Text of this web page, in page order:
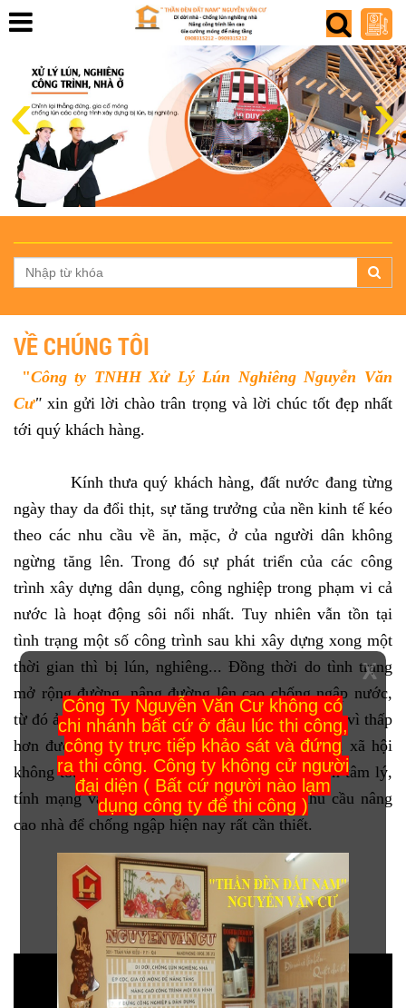
›
‹
VỀ CHÚNG TÔI
"Công ty TNHH Xử Lý Lún Nghiêng Nguyễn Văn
Cư" xin gửi lời chào trân trọng và lời chúc tốt đẹp nhất
tới quý khách hàng.
Kính thưa quý khách hàng, đất nước đang từng
ngày thay da đổi thịt, sự tăng trưởng của nền kinh tế kéo
theo các nhu cầu về ăn, mặc, ở của người dân không
ngừng tăng lên. Trong đó sự phát triển của các công
trình xây dựng dân dụng, công nghiệp trong phạm vi cả
nước là hoạt động sôi nổi nhất. Tuy nhiên vẫn tồn tại
tình trạng một số công trình sau khi xây dựng xong một
thời gian thì bị lún, nghiêng... Đồng thời do tình trạng
mở rộng đường, nâng đường lên cao chống ngập nước,
từ đó ảnh hưởng công trình nhà dân bị ngập nước vì thấp
hơn đường lúc đường đã nâng cao, tạo dư luận xã hội
không tốt đồng thời gây thiệt hại ảnh hưởng đến tâm lý,
tính mạng và tài sản của người dân,nên nhu cầu nâng
cao nhà để chống ngập hiện nay rất cần thiết.
KHÁCH HÀNG ĐÁNH GIÁ
X
Công Ty Nguyễn Văn Cư không có
chi nhánh bất cứ ở đâu lúc thi công,
công ty trực tiếp khảo sát và đứng
ra thi công. Công ty không cử người
đại diện ( Bất cứ người nào lạm
dụng công ty để thi công )